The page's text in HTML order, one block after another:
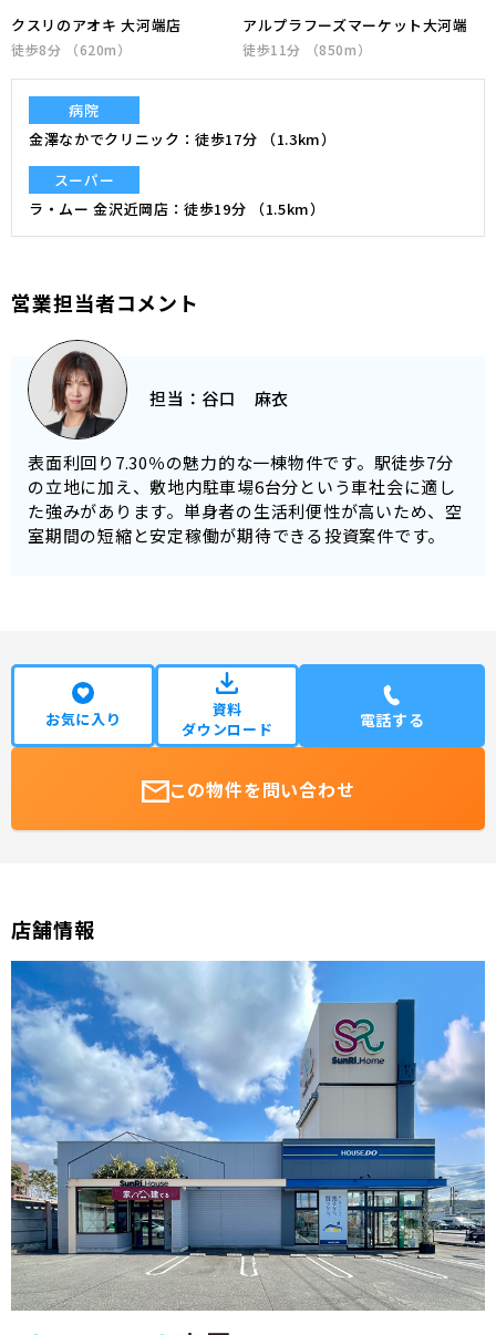
クスリのアオキ 大河端店
徒歩8分 （620m）
アルプラフーズマーケット大河端
徒歩11分 （850m）
病院
金澤なかでクリニック
徒歩17分 （1.3km）
スーパー
ラ・ムー 金沢近岡店
徒歩19分 （1.5km）
営業担当者コメント
担当： 谷口 麻衣
表面利回り7.30％の魅力的な一棟物件です。駅徒歩7分
の立地に加え、敷地内駐車場6台分という車社会に適し
た強みがあります。単身者の生活利便性が高いため、空
室期間の短縮と安定稼働が期待できる投資案件です。
お気に入り
資料
ダウンロード
電話する
この物件を問い合わせ
店舗情報